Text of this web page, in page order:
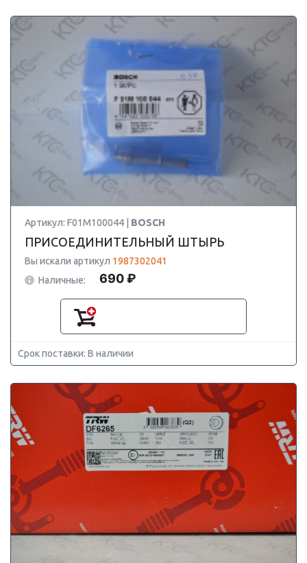
Артикул: F01M100044 | BOSCH
ПРИСОЕДИНИТЕЛЬНЫЙ ШТЫРЬ
Вы искали артикул 1987302041
Наличные:
690 ₽
Срок поставки: В наличии